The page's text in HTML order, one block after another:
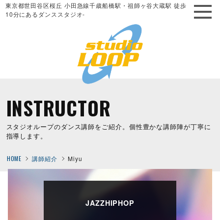
東京都世田谷区桜丘 小田急線千歳船橋駅・祖師ヶ谷大蔵駅 徒歩
10分にあるダンススタジオ-
INSTRUCTOR
スタジオループのダンス講師をご紹介。個性豊かな講師陣が丁寧に
指導します。
HOME 講師紹介 Miyu
JAZZHIPHOP